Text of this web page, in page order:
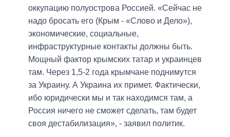
оккупацию полуострова Россией. «Сейчас не
надо бросать его (Крым - «Слово и Дело»),
экономические, социальные,
инфраструктурные контакты должны быть.
Мощный фактор крымских татар и украинцев
там. Через 1,5-2 года крымчане поднимутся
за Украину. А Украина их примет. Фактически,
ибо юридически мы и так находимся там, а
Россия ничего не сможет сделать, там будет
своя дестабилизация», - заявил политик.